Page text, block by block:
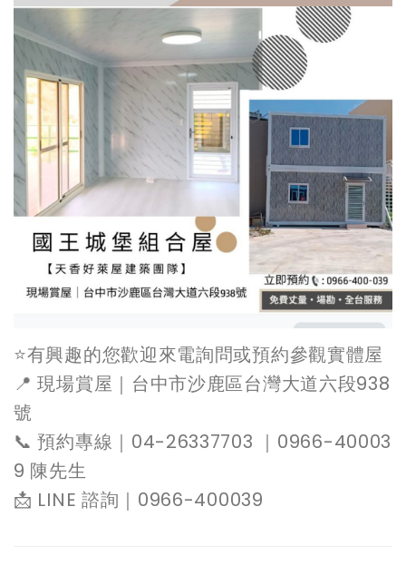
⭐️有興趣的您歡迎來電詢問或預約參觀實體屋
📍 現場賞屋｜台中市沙鹿區台灣大道六段938
號
📞 預約專線｜04-26337703 ｜0966-40003
9 陳先生
📩 LINE 諮詢｜0966-400039